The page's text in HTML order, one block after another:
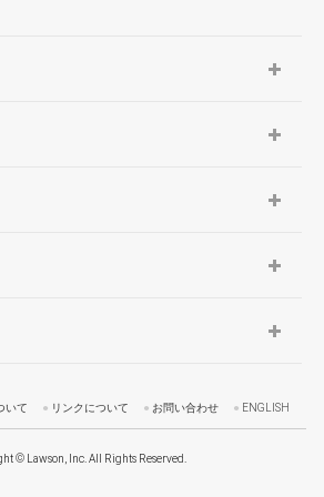
いて リンクについて お問い合わせ ENGLISH
© Lawson, Inc. All Rights Reserved.